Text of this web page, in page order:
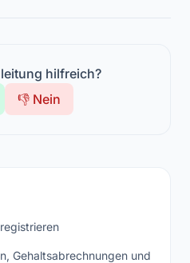
hilfreich?
👎 Nein
Gehaltsabrechnungen und